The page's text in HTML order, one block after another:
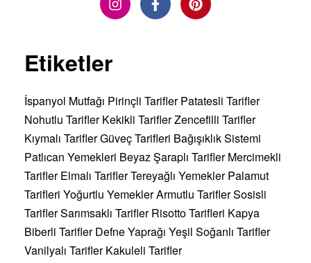
Etiketler
İspanyol Mutfağı Pirinçli Tarifler Patatesli Tarifler
Nohutlu Tarifler Kekikli TariflerZencefilli Tarifler
Kıymalı TariflerGüveç Tarifleri Bağışıklık Sistemi
Patlıcan Yemekleri Beyaz Şaraplı Tarifler Mercimekli
Tarifler Elmalı TariflerTereyağlı Yemekler Palamut
Tarifleri Yoğurtlu YemeklerArmutlu TariflerSosisli
TariflerSarımsaklı Tarifler Risotto Tarifleri Kapya
Biberli Tarifler Defne Yaprağı Yeşil Soğanlı Tarifler
Vanilyalı Tarifler Kakuleli Tarifler